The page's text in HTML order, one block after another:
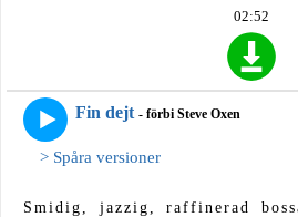
02:52
Fin dejt - förbi Steve Oxen
> Spåra versioner
Smidig, jazzig, raffinerad